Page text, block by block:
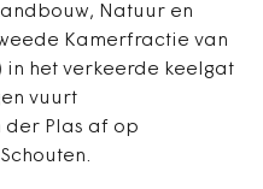
Natuur en
Kamerfractie van
in het verkeerde keelgat
vuurt
Plas af op